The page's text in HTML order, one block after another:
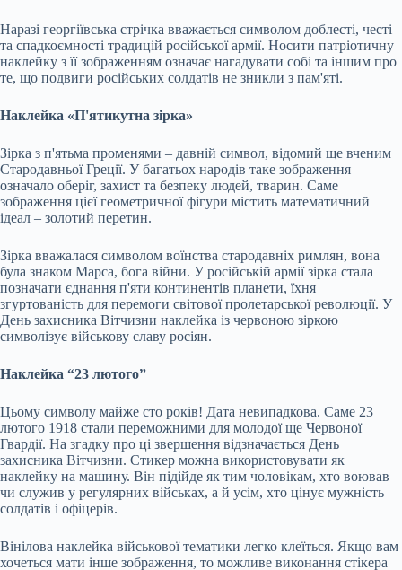
Наразі георгіївська стрічка вважається символом доблесті, честі
та спадкоємності традицій російської армії. Носити патріотичну
наклейку з її зображенням означає нагадувати собі та іншим про
те, що подвиги російських солдатів не зникли з пам'яті.
Наклейка «П'ятикутна зірка»
Зірка з п'ятьма променями – давній символ, відомий ще вченим
Стародавньої Греції. У багатьох народів таке зображення
означало оберіг, захист та безпеку людей, тварин. Саме
зображення цієї геометричної фігури містить математичний
ідеал – золотий перетин.
Зірка вважалася символом воїнства стародавніх римлян, вона
була знаком Марса, бога війни. У російській армії зірка стала
позначати єднання п'яти континентів планети, їхня
згуртованість для перемоги світової пролетарської революції. У
День захисника Вітчизни наклейка із червоною зіркою
символізує військову славу росіян.
Наклейка “23 лютого”
Цьому символу майже сто років! Дата невипадкова. Саме 23
лютого 1918 стали переможними для молодої ще Червоної
Гвардії. На згадку про ці звершення відзначається День
захисника Вітчизни. Стикер можна використовувати як
наклейку на машину. Він підійде як тим чоловікам, хто воював
чи служив у регулярних військах, а й усім, хто цінує мужність
солдатів і офіцерів.
Вінілова наклейка військової тематики легко клеїться. Якщо вам
хочеться мати інше зображення, то можливе виконання стікера